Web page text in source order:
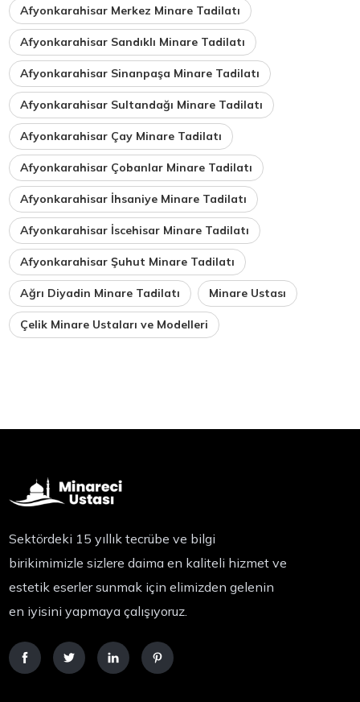
Afyonkarahisar Merkez Minare Tadilatı
Afyonkarahisar Sandıklı Minare Tadilatı
Afyonkarahisar Sinanpaşa Minare Tadilatı
Afyonkarahisar Sultandağı Minare Tadilatı
Afyonkarahisar Çay Minare Tadilatı
Afyonkarahisar Çobanlar Minare Tadilatı
Afyonkarahisar İhsaniye Minare Tadilatı
Afyonkarahisar İscehisar Minare Tadilatı
Afyonkarahisar Şuhut Minare Tadilatı
Ağrı Diyadin Minare Tadilatı Minare Ustası
Çelik Minare Ustaları ve Modelleri
Sektördeki 15 yıllık tecrübe ve bilgi
birikimimizle sizlere daima en kaliteli hizmet ve
estetik eserler sunmak için elimizden gelenin
en iyisini yapmaya çalışıyoruz.